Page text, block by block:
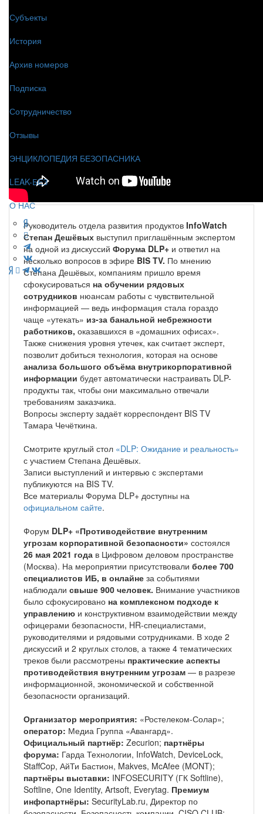
Субъекты
История
Архив номеров
Подписка
Сотрудничество
Отзывы
ЭНЦИКЛОПЕДИЯ БЕЗОПАСНИКА
LEAK-БЕЗ
О НАС
Руководитель отдела развития продуктов InfoWatch
Степан Дешёвых выступил приглашённым экспертом
на одной из дискуссий Форума DLP+ и ответил на
несколько вопросов в эфире BIS TV. По мнению
Степана Дешёвых, компаниям пришло время
сфокусироваться на обучении рядовых
сотрудников нюансам работы с чувствительной
информацией — ведь информация стала гораздо
чаще «утекать» из-за банальной небрежности
работников, оказавшихся в «домашних офисах».
Также снижения уровня утечек, как считает эксперт,
позволит добиться технология, которая на основе
анализа большого объёма внутрикорпоративной
информации будет автоматически настраивать DLP-
продукты так, чтобы они максимально отвечали
требованиям заказчика.
Вопросы эксперту задаёт корреспондент BIS TV
Тамара Чечёткина.
Смотрите круглый стол «DLP: Ожидание и реальность»
с участием Степана Дешёвых.
Записи выступлений и интервью с экспертами
публикуются на BIS TV.
Все материалы Форума DLP+ доступны на
официальном сайте.
Форум DLP+ «Противодействие внутренним
угрозам корпоративной безопасности» состоялся
26 мая 2021 года в Цифровом деловом пространстве
(Москва). На мероприятии присутствовали более 700
специалистов ИБ, в онлайне за событиями
наблюдали свыше 900 человек. Внимание участников
было сфокусировано на комплексном подходе к
управлению и конструктивном взаимодействии между
офицерами безопасности, HR-специалистами,
руководителями и рядовыми сотрудниками. В ходе 2
дискуссий и 2 круглых столов, а также 4 тематических
треков были рассмотрены практические аспекты
противодействия внутренним угрозам — в разрезе
информационной, экономической и собственной
безопасности организаций.
Организатор мероприятия: «Ростелеком-Солар»;
оператор: Медиа Группа «Авангард».
Официальный партнёр: Zecurion; партнёры
форума: Гарда Технологии, InfoWatch, DeviceLock,
StaffCop, АйТи Бастион, Makves, McAfee (MONT);
партнёры выставки: INFOSECURITY (ГК Softline),
Softline, One Identity, Artsoft, Everytag. Премиум
инфопартнёры: SecurityLab.ru, Директор по